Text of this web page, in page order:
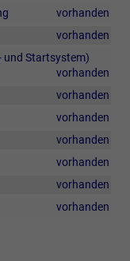
vorhanden
vorhanden
und Startsystem)
vorhanden
vorhanden
vorhanden
vorhanden
vorhanden
vorhanden
vorhanden